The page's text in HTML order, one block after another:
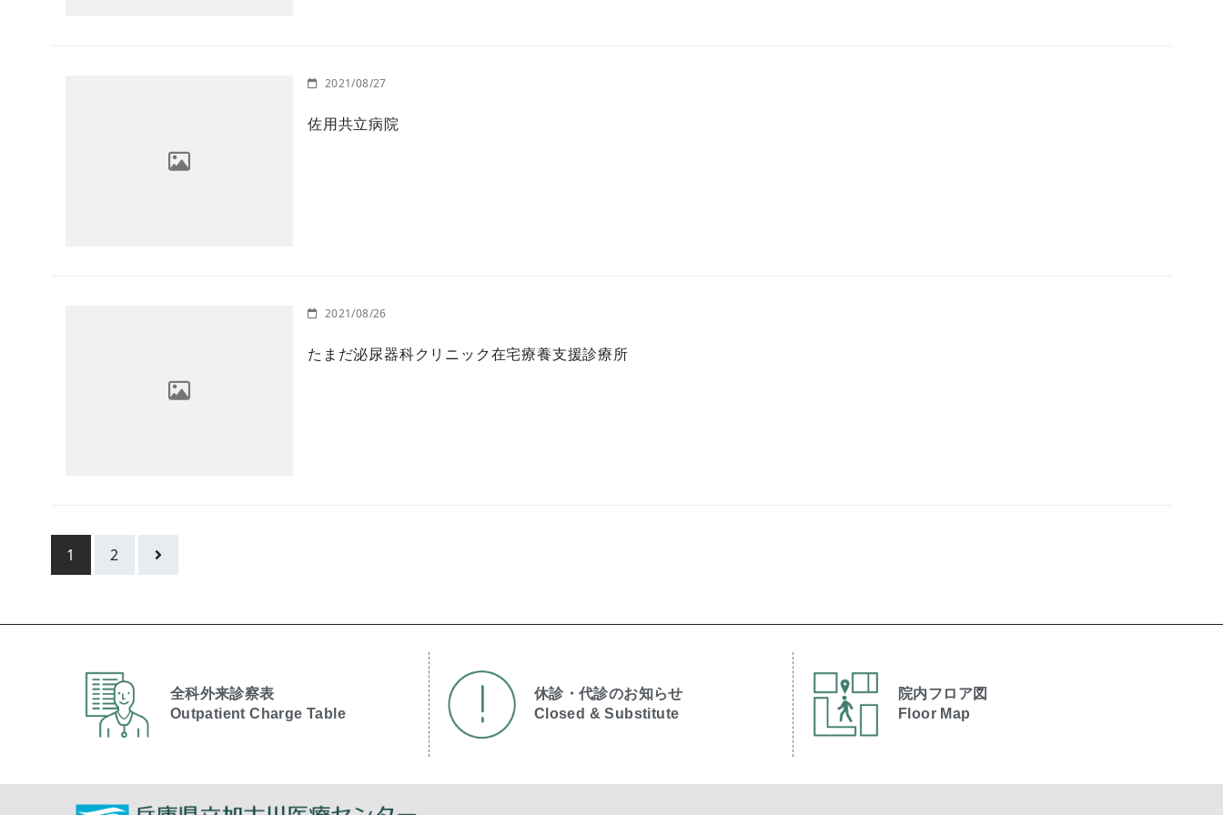
2021/08/27
佐用共立病院
2021/08/26
たまだ泌尿器科クリニック在宅療養支援診療所
1 2
全科外来診察表
Outpatient Charge Table​
休診・代診のお知らせ
Closed & Substitute​
院内フロア図
Floor Map